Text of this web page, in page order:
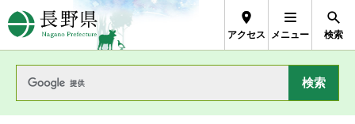
長野県Nagano Prefecture
アクセス メニュー 検索